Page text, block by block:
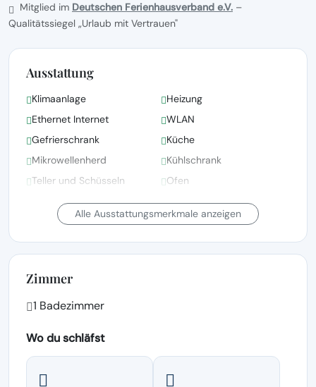
Mitglied im Deutschen Ferienhausverband e.V. –
Qualitätssiegel „Urlaub mit Vertrauen"
Ausstattung
Klimaanlage
Heizung
Ethernet Internet
WLAN
Gefrierschrank
Küche
Mikrowellenherd
Kühlschrank
Teller und Schüsseln
Ofen
Garten-/Außendusche
Bettwäsche vorhanden
Alle Ausstattungsmerkmale anzeigen
Zimmer
1 Badezimmer
Wo du schläfst